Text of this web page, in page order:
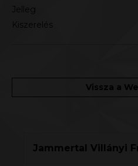
Jelleg
Kiszerelés
Vissza a
Jammertal Villányi